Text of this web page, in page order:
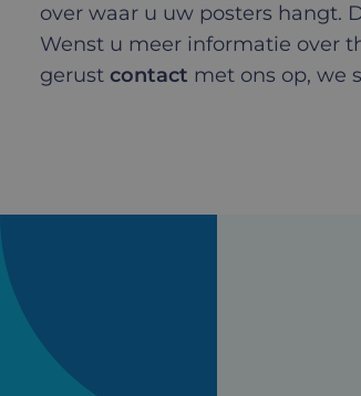
over waar u uw posters hangt.
Wenst u meer informatie over
gerust contact met ons op, we